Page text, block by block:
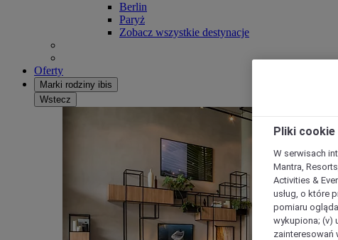
Berlin
Paryż
Zobacz wszystkie destynacje
Oferty
Marki rodziny ibis
Wstecz
Pliki cookie
W serwisach
Mantra,
Activities &
usług, o które
pomiaru
wykupiona; (v)
zainteresowań